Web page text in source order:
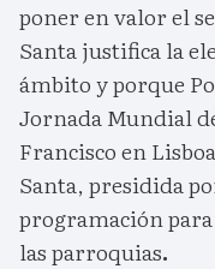
poner en valor el
Santa justifica la
ámbito y porque
Jornada Mundial
Francisco en
Santa, presidida
programación
las parroquias.